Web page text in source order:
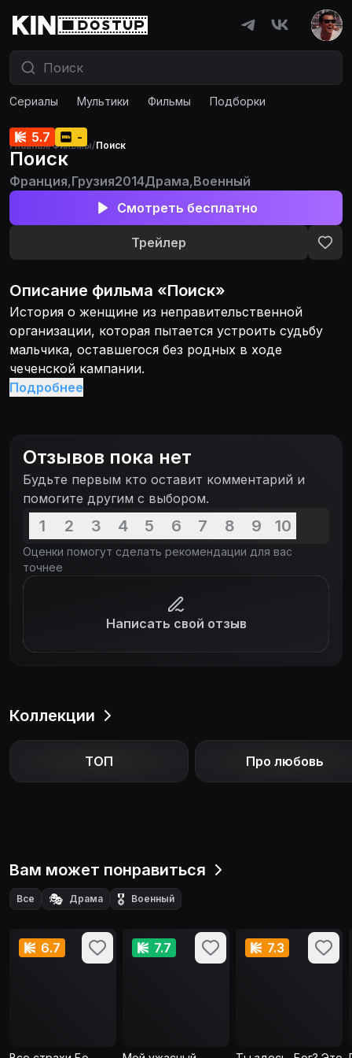
Сериалы Мультики Фильмы Подборки
Главная/Фильмы/Поиск
5.7 -
Поиск
Франция,Грузия2014Драма,Военный
Смотреть бесплатно
Трейлер
Описание фильма «Поиск»
История о женщине из неправительственной
организации, которая пытается устроить судьбу
мальчика, оставшегося без родных в ходе
чеченской кампании.
Подробнее
Отзывов пока нет
Будьте первым кто оставит комментарий и
помогите другим с выбором.
1 2 3 4 5 6 7 8 9 10
Оценки помогут сделать рекомендации для вас
точнее
Написать свой отзыв
Коллекции
ТОП Про любовь
Вам может понравиться
Все 🎭 Драма 🎖️ Военный
6.7 7.7 7.3